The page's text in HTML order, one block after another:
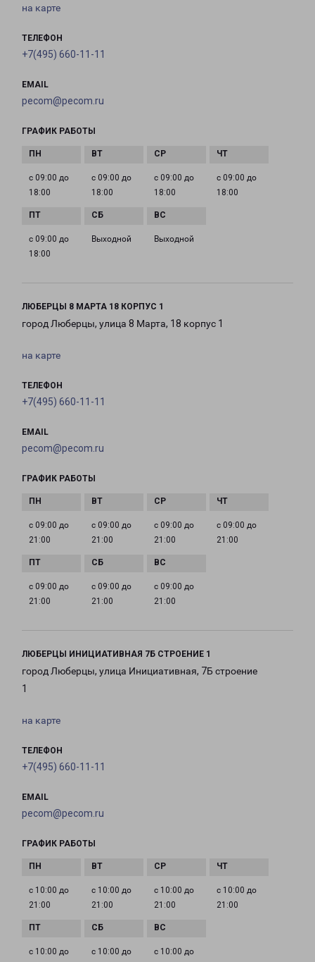
на карте
ТЕЛЕФОН
+7(495) 660-11-11
EMAIL
pecom@pecom.ru
ГРАФИК РАБОТЫ
с 09:00 до
18:00
с 09:00 до
18:00
с 09:00 до
18:00
с 09:00 до
18:00
с 09:00 до
18:00
Выходной Выходной
ЛЮБЕРЦЫ 8 МАРТА 18 КОРПУС 1
город Люберцы, улица 8 Марта, 18 корпус 1
на карте
ТЕЛЕФОН
+7(495) 660-11-11
EMAIL
pecom@pecom.ru
ГРАФИК РАБОТЫ
с 09:00 до
21:00
с 09:00 до
21:00
с 09:00 до
21:00
с 09:00 до
21:00
с 09:00 до
21:00
с 09:00 до
21:00
с 09:00 до
21:00
ЛЮБЕРЦЫ ИНИЦИАТИВНАЯ 7Б СТРОЕНИЕ 1
город Люберцы, улица Инициативная, 7Б строение
1
на карте
ТЕЛЕФОН
+7(495) 660-11-11
EMAIL
pecom@pecom.ru
ГРАФИК РАБОТЫ
с 10:00 до
21:00
с 10:00 до
21:00
с 10:00 до
21:00
с 10:00 до
21:00
с 10:00 до
с 10:00 до
с 10:00 до